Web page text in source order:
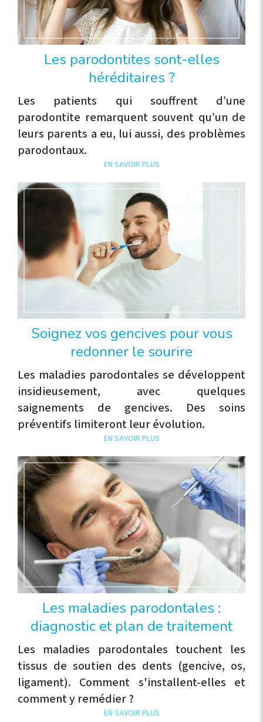
Les parodontites sont-elles
héréditaires ?
Les patients qui souffrent d’une
parodontite remarquent souvent qu’un de
leurs parents a eu, lui aussi, des problèmes
parodontaux.
EN SAVOIR PLUS
Soignez vos gencives pour vous
redonner le sourire
Les maladies parodontales se développent
insidieusement, avec quelques
saignements de gencives. Des soins
préventifs limiteront leur évolution.
EN SAVOIR PLUS
Les maladies parodontales :
diagnostic et plan de traitement
Les maladies parodontales touchent les
tissus de soutien des dents (gencive, os,
ligament). Comment s'installent-elles et
comment y remédier ?
EN SAVOIR PLUS